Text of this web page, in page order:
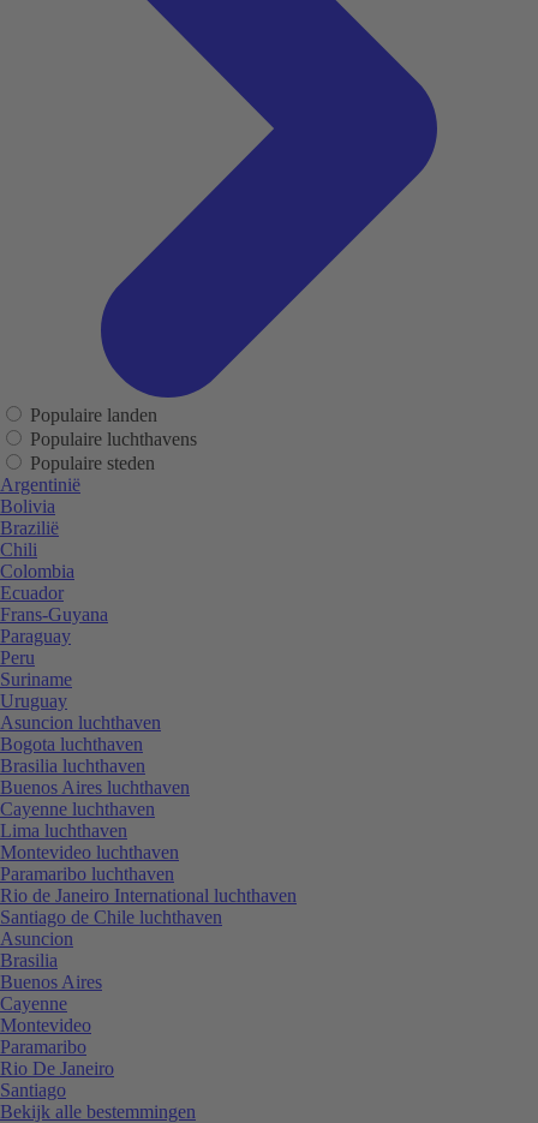
Populaire landen
Populaire luchthavens
Populaire steden
Argentinië
Bolivia
Brazilië
Chili
Colombia
Ecuador
Frans-Guyana
Paraguay
Peru
Suriname
Uruguay
Asuncion luchthaven
Bogota luchthaven
Brasilia luchthaven
Buenos Aires luchthaven
Cayenne luchthaven
Lima luchthaven
Montevideo luchthaven
Paramaribo luchthaven
Rio de Janeiro International luchthaven
Santiago de Chile luchthaven
Asuncion
Brasilia
Buenos Aires
Cayenne
Montevideo
Paramaribo
Rio De Janeiro
Santiago
Bekijk alle bestemmingen